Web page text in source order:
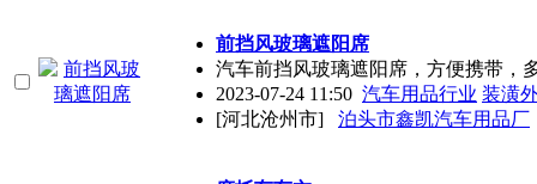
前挡风玻璃遮阳席
汽车前挡风玻璃遮阳席，方便携带，
2023-07-24 11:50 汽车用品行业 装潢
[河北沧州市]
泊头市鑫凯汽车用品厂